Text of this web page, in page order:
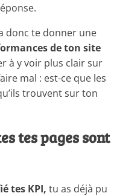
donc te donner une
de ton site
à y voir plus clair sur
mal : est-ce que les
trouvent sur ton
tes pages sont
tes KPI, tu as déjà pu